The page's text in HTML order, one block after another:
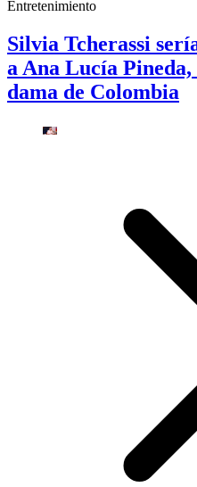
Entretenimiento
Silvia Tcherassi
a Ana Lucía
dama de Colombia